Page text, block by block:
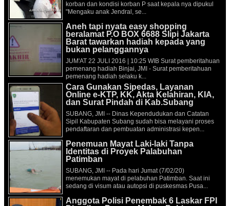
korban dan kondisi korban P saat kepala nya dipukul
"Mengaku anak Jendral, se...
Aneh tapi nyata easy shopping
beralamat P.O BOX 6688 Slipi Jakarta
Barat tawarkan hadiah kepada yang
bukan pelanggannya
JUM'AT 22 JULI 2016 | 10:25 WIB Surat pemberitahuan
pemenang hadiah Binjai, JMI - Surat pemberitahuan
pemenang hadiah selaku k...
Cara Gunakan Sipedas, Layanan
Online e-KTP, KK, Akta Kelahiran, KIA,
dan Surat Pindah di Kab.Subang
SUBANG, JMI -- Dinas Kependudukan dan Catatan
Sipil Kabupaten Subang sudah bisa melayani proses
pendaftaran dan pembuatan administrasi kepen...
Penemuan Mayat Laki-laki Tanpa
Identitas di Proyek Palabuhan
Patimban
SUBANG, JMI -- Pada hari Jumat (7/02/20)
menemukan mayat di pelabuhan Patimban. Saat ini
sedang di visum atau autopsi di puskesmas Pusa...
Anggota Polisi Penembak 6 Laskar FPI